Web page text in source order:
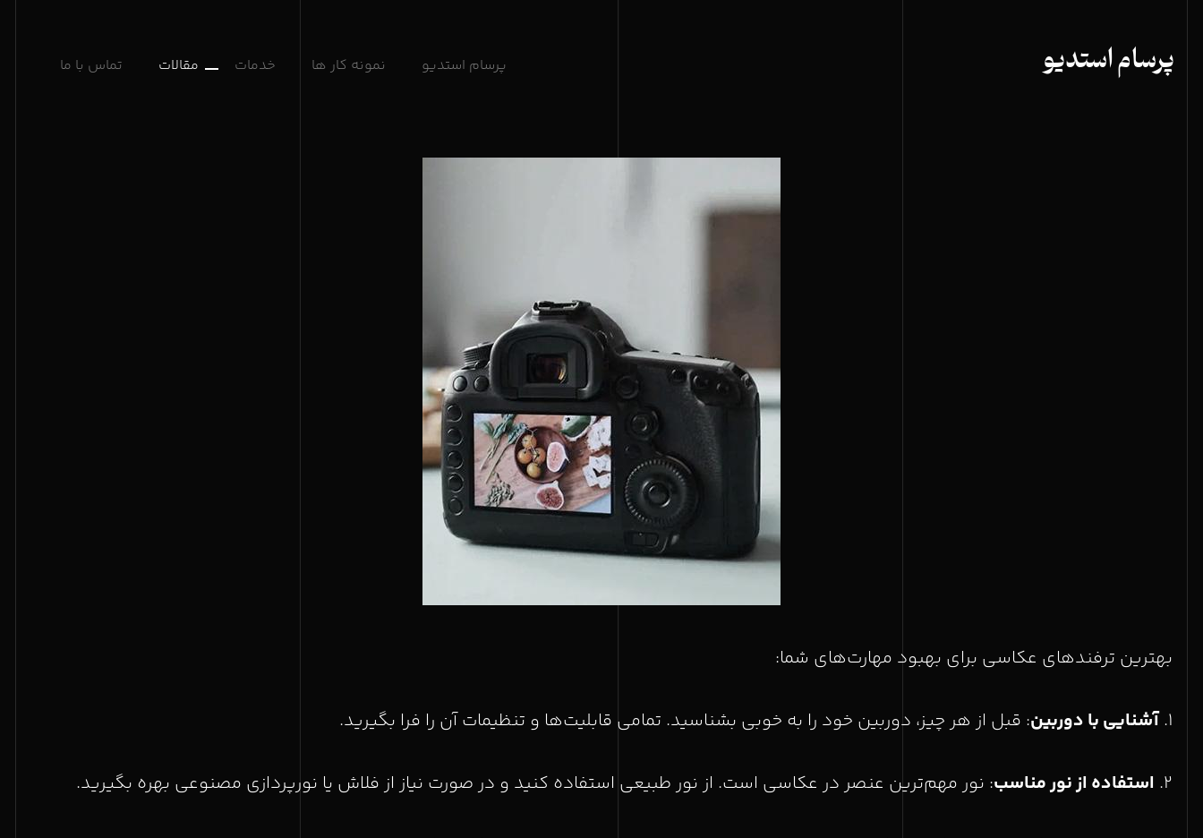
پرسام استدیو پرسام استدیو نمونه کار ها خدمات مقالات تماس با ما
بهترین ترفندهای عکاسی برای بهبود مهارت‌های شما:
۱. آشنایی با دوربین: قبل از هر چیز، دوربین خود را به خوبی بشناسید. تمامی قابلیت‌ها و تنظیمات آن را فرا بگیرید.
۲. استفاده از نور مناسب: نور مهم‌ترین عنصر در عکاسی است. از نور طبیعی استفاده کنید و در صورت نیاز از فلاش یا نورپردازی مصنوعی بهره بگیرید.